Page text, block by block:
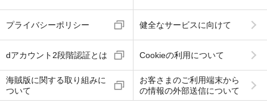
プライバシーポリシー 健全なサービスに向けて
dアカウント2段階認証とは Cookieの利用について
海賊版に関する取り組みに
ついて
お客さまのご利用端末から
の情報の外部送信について